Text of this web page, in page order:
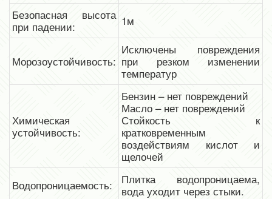
Безопасная высота
при падении:
1м
Морозоустойчивость:
Исключены повреждения
при резком изменении
температур
Химическая
устойчивость:
Бензин – нет повреждений
Масло – нет повреждений
Стойкость к
кратковременным
воздействиям кислот и
щелочей
Водопроницаемость:
Плитка водопроницаема,
вода уходит через стыки.